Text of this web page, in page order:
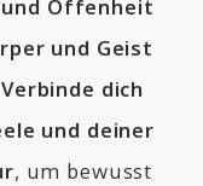
Offenheit
und Geist
Verbinde dich
und deiner
, um bewusst